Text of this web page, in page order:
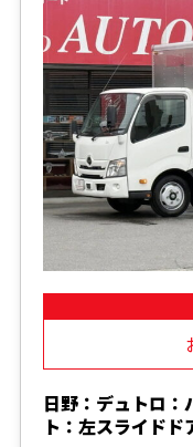
日野：デュトロ
ト：左スライド